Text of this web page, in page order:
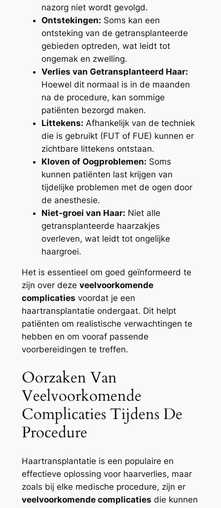
nazorg niet wordt gevolgd.
Ontstekingen: Soms kan een
ontsteking van de getransplanteerde
gebieden optreden, wat leidt tot
ongemak en zwelling.
Verlies van Getransplanteerd Haar:
Hoewel dit normaal is in de maanden
na de procedure, kan sommige
patiënten bezorgd maken.
Littekens: Afhankelijk van de techniek
die is gebruikt (FUT of FUE) kunnen er
zichtbare littekens ontstaan.
Kloven of Oogproblemen: Soms
kunnen patiënten last krijgen van
tijdelijke problemen met de ogen door
de anesthesie.
Niet-groei van Haar: Niet alle
getransplanteerde haarzakjes
overleven, wat leidt tot ongelijke
haargroei.
Het is essentieel om goed geïnformeerd te
zijn over deze veelvoorkomende
complicaties voordat je een
haartransplantatie ondergaat. Dit helpt
patiënten om realistische verwachtingen te
hebben en om vooraf passende
voorbereidingen te treffen.
Oorzaken Van
Veelvoorkomende
Complicaties Tijdens De
Procedure
Haartransplantatie is een populaire en
effectieve oplossing voor haarverlies, maar
zoals bij elke medische procedure, zijn er
veelvoorkomende complicaties die kunnen